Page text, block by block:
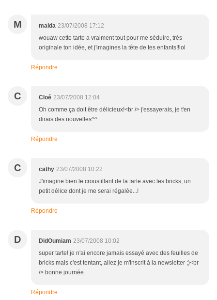
M maida 23/07/2008 17:12
wouaw cette tarte a vraiment tout pour me séduire, très
originale ton idée, et j'imagines la tête de tes enfants!!lol
Répondre
C Cloé 23/07/2008 12:04
Oh comme ça doit être délicieux!<br /> j'essayerais, je t'en
dirais des nouvelles^^
Répondre
C cathy 23/07/2008 10:22
J'imagine bien le croustillant de ta tarte avec les bricks, un
petit délice dont je me serai régalée...!
Répondre
D DidOumiam 23/07/2008 10:02
super tarte! je n'ai encore jamais essayé avec des feuilles de
bricks mais c'est tentant, allez je m'inscrit à la newsletter ;)<br
/> bonne journée
Répondre